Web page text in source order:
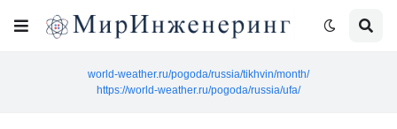
world-weather.ru/pogoda/russia/tikhvin/month/
https://world-weather.ru/pogoda/russia/ufa/